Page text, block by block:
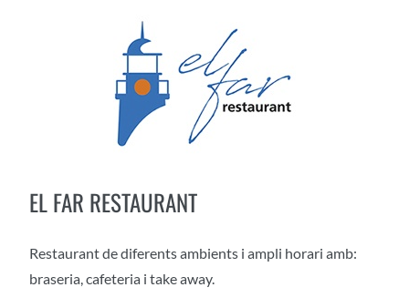
EL FAR RESTAURANT
Restaurant de diferents ambients i ampli horari amb:
braseria, cafeteria i take away.